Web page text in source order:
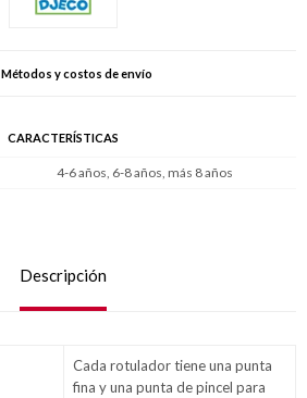
Métodos y costos de envío
CARACTERÍSTICAS
4-6 años, 6-8 años, más 8 años
Descripción
Cada rotulador tiene una punta
fina y una punta de pincel para